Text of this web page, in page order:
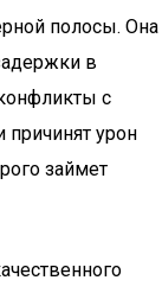
полосы. Она
в
с
урон
займет